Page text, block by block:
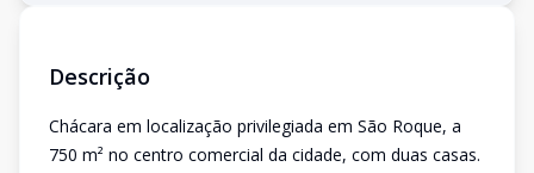
Descrição
Chácara em localização privilegiada em São Roque, a
750 m² no centro comercial da cidade, com duas casas.